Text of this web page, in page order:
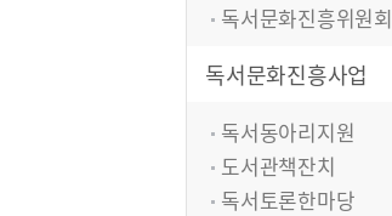
독서문화진흥위원회
독서문화진흥사업
독서동아리지원
도서관책잔치
독서토론한마당